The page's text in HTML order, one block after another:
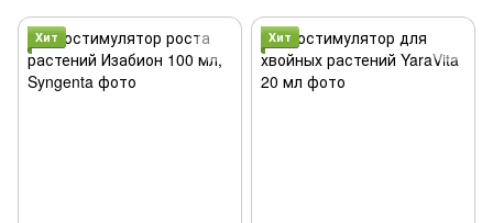
Хит Хит